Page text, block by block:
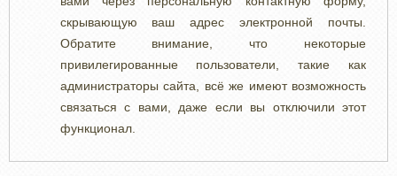
скрывающую ваш адрес электронной почты.
Обратите внимание, что некоторые
привилегированные пользователи, такие как
администраторы сайта, всё же имеют возможность
связаться с вами, даже если вы отключили этот
функционал.